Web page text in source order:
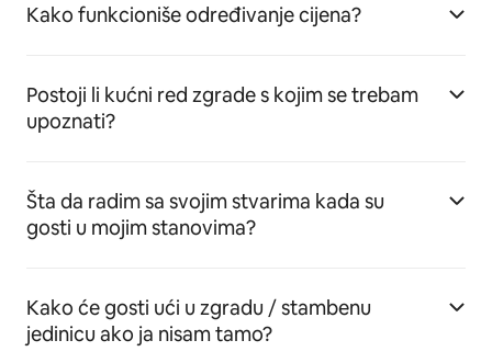
Kako funkcioniše određivanje cijena?
Postoji li kućni red zgrade s kojim se trebam
upoznati?
Šta da radim sa svojim stvarima kada su
gosti u mojim stanovima?
Kako će gosti ući u zgradu / stambenu
jedinicu ako ja nisam tamo?